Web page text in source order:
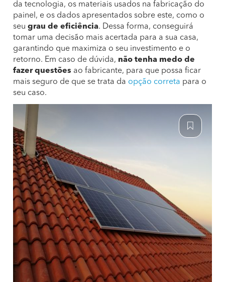
da tecnologia, os materiais usados na fabricação do
painel, e os dados apresentados sobre este, como o
seu grau de eficiência. Dessa forma, conseguirá
tomar uma decisão mais acertada para a sua casa,
garantindo que maximiza o seu investimento e o
retorno. Em caso de dúvida, não tenha medo de
fazer questões ao fabricante, para que possa ficar
mais seguro de que se trata da opção correta para o
seu caso.